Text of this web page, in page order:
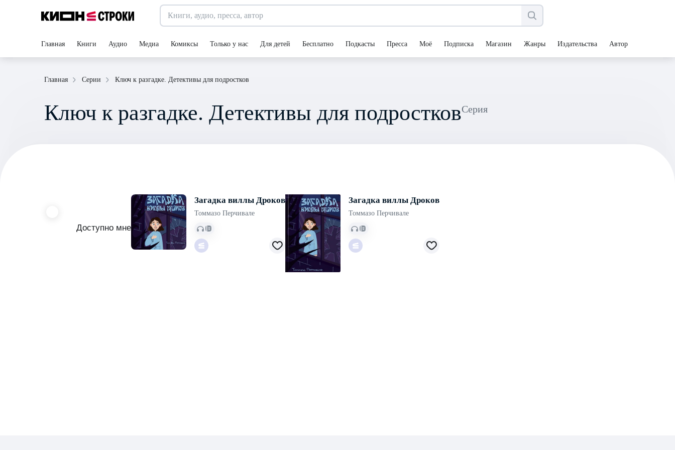
Главная Книги Аудио Медиа Комиксы Только у нас Для детей Бесплатно Подкасты Пресса Моё Подписка Магазин Жанры Издательства Авторы
Главная Серии Ключ к разгадке. Детективы для подростков
Ключ к разгадке. Детективы для подростков Серия
Доступно мне
Загадка виллы Дроков
Томмазо Перчивале
Загадка виллы Дроков
Томмазо Перчивале